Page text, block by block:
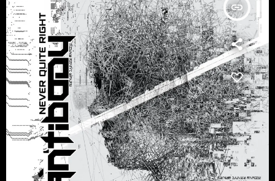
insert_link